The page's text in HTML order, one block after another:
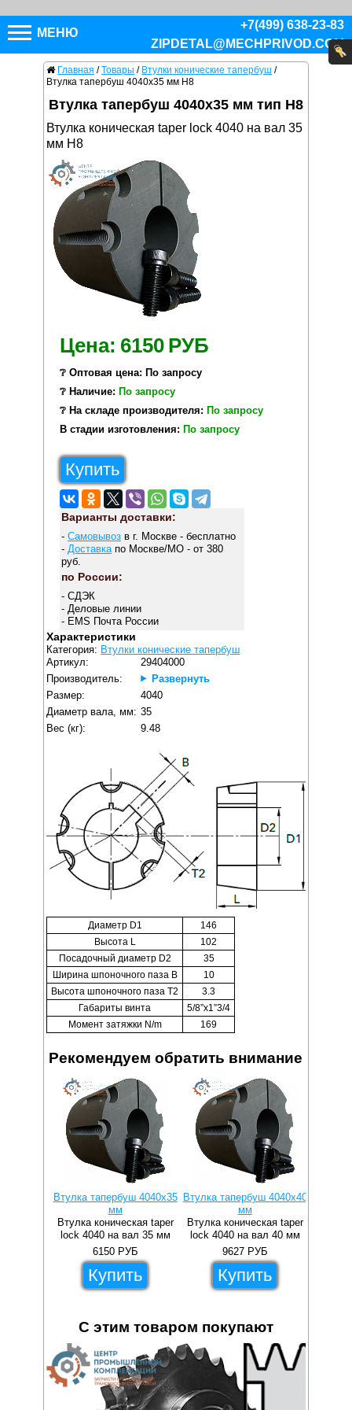
МЕНЮ
+7(499) 638-23-83
ZIPDETAL@MECHPRIVOD.COM
Главная / Товары / Втулки конические тапербуш /
Втулка тапербуш 4040x35 мм H8
Втулка тапербуш 4040x35 мм тип H8
Втулка коническая taper lock 4040 на вал 35
мм H8
Цена: 6150 РУБ
❔ Оптовая цена: По запросу
❔ Наличие: По запросу
❔ На складе производителя: По запросу
В стадии изготовления: По запросу
Купить
Варианты доставки:
- Самовывозв г. Москве - бесплатно
- Доставкапо Москве/МО - от 380
руб.
по России:
- СДЭК
- Деловые линии
- EMS Почта России
Характеристики
Категория: Втулки конические тапербуш
Артикул:
29404000
Производитель:
Развернуть
Размер:
4040
Диаметр вала, мм: 35
Вес (кг):
9.48
Диаметр D1
146
Высота L
102
Посадочный диаметр D2
35
Ширина шпоночного паза B
10
Высота шпоночного паза T2
3.3
Габариты винта
5/8”x1”3/4
Момент затяжки N/m
169
Рекомендуем обратить внимание
Втулка тапербуш 4040x35
мм
Втулка коническая taper
lock 4040 на вал 35 мм
6150 РУБ
Купить
Втулка тапербуш 4040x40
мм
Втулка коническая taper
lock 4040 на вал 40 мм
9627 РУБ
Купить
С этим товаром покупают
57